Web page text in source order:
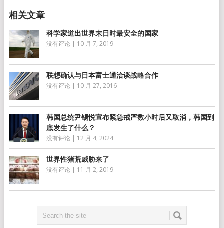
科学家道出世界末日时最安全的国家
没有评论 | 10 月 7, 2019
联想确认与日本富士通洽谈战略合作
没有评论 | 10 月 27, 2016
韩国总统尹锡悦宣布紧急戒严数小时后又取消，韩国到
底发生了什么？
没有评论 | 12 月 4, 2024
世界性猪荒威胁来了
没有评论 | 11 月 2, 2019